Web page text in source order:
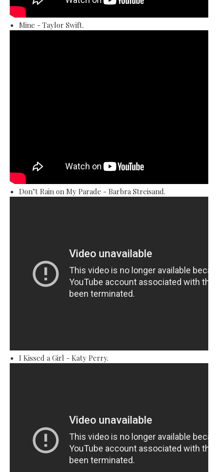
Mine - Taylor Swift.
Don’t Rain on My Parade - Barbra Streisand.
I Kissed a Girl - Katy Perry.